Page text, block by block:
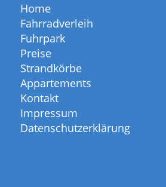
Home
Fahrradverleih
Fuhrpark
Preise
Strandkörbe
Appartements
Kontakt
Impressum
Datenschutzerklärung